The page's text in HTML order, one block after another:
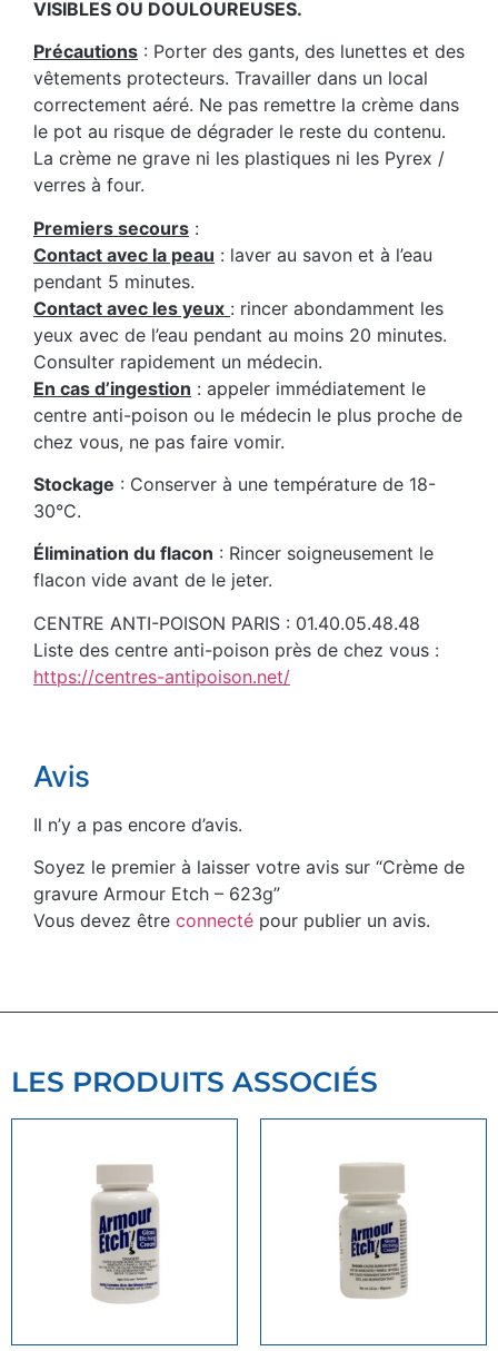
VISIBLES OU DOULOUREUSES.
Précautions : Porter des gants, des lunettes et des
vêtements protecteurs. Travailler dans un local
correctement aéré. Ne pas remettre la crème dans
le pot au risque de dégrader le reste du contenu.
La crème ne grave ni les plastiques ni les Pyrex /
verres à four.
Premiers secours :
Contact avec la peau : laver au savon et à l’eau
pendant 5 minutes.
Contact avec les yeux : rincer abondamment les
yeux avec de l’eau pendant au moins 20 minutes.
Consulter rapidement un médecin.
En cas d’ingestion : appeler immédiatement le
centre anti-poison ou le médecin le plus proche de
chez vous, ne pas faire vomir.
Stockage : Conserver à une température de 18-
30°C.
Élimination du flacon : Rincer soigneusement le
flacon vide avant de le jeter.
CENTRE ANTI-POISON PARIS : 01.40.05.48.48
Liste des centre anti-poison près de chez vous :
https://centres-antipoison.net/
Avis
Il n’y a pas encore d’avis.
Soyez le premier à laisser votre avis sur “Crème de
gravure Armour Etch – 623g”
Vous devez être connecté pour publier un avis.
LES PRODUITS ASSOCIÉS